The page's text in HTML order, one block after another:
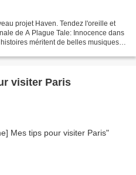
projet Haven. Tendez l'oreille et
de A Plague Tale: Innocence dans
méritent de belles musiques.
visiter Paris